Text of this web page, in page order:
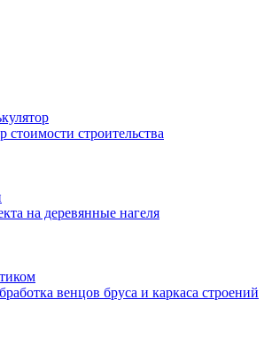
стоимости строительства
на деревянные нагеля
венцов бруса и каркаса строений